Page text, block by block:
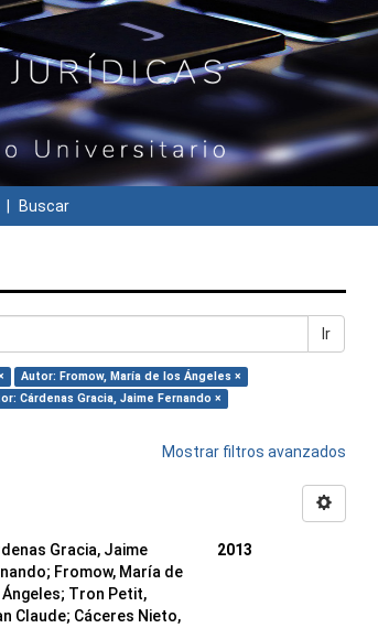
Buscar
Ir
Autor: Fromow, María de los Ángeles ×
Cárdenas Gracia, Jaime Fernando ×
Mostrar filtros avanzados
Gracia, Jaime
; Fromow, María de
Ángeles; Tron Petit,
Claude; Cáceres Nieto,
2013